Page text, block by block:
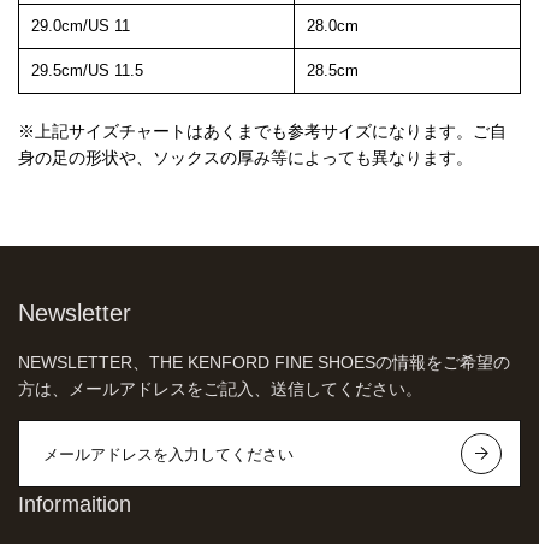
29.0cm/US 11 28.0cm
29.5cm/US 11.5 28.5cm
※上記サイズチャートはあくまでも参考サイズになります。ご自
身の足の形状や、ソックスの厚み等によっても異なります。
Newsletter
NEWSLETTER、THE KENFORD FINE SHOESの情報をご希望の
方は、メールアドレスをご記入、送信してください。
Informaition